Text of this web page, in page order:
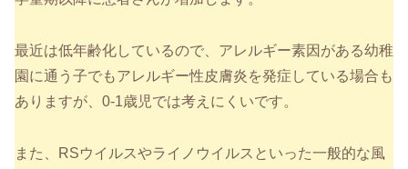
最近は低年齢化しているので、アレルギー素因がある幼稚
園に通う子でもアレルギー性皮膚炎を発症している場合も
ありますが、0-1歳児では考えにくいです。
また、RSウイルスやライノウイルスといった一般的な風